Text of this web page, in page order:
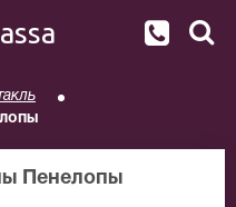
Пенелопы